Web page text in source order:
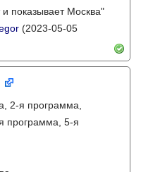
и показывает Москва"
(2023-05-05
2-я программа,
программа, 5-я